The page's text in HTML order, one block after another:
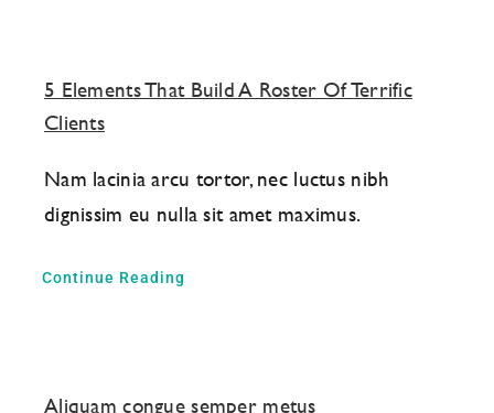
5 Elements That Build A Roster Of Terrific
Clients
Nam lacinia arcu tortor, nec luctus nibh
dignissim eu nulla sit amet maximus.
Continue Reading
Aliquam congue semper metus